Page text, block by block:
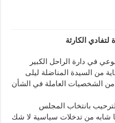
لتفادي الكارثة
في دارة الراحل الكبير
من السيدة المناضلة ليلى
الشخصيات العاملة في الشأن
بانتخاب المجلس
شابه من تدخلات سياسية لا شك